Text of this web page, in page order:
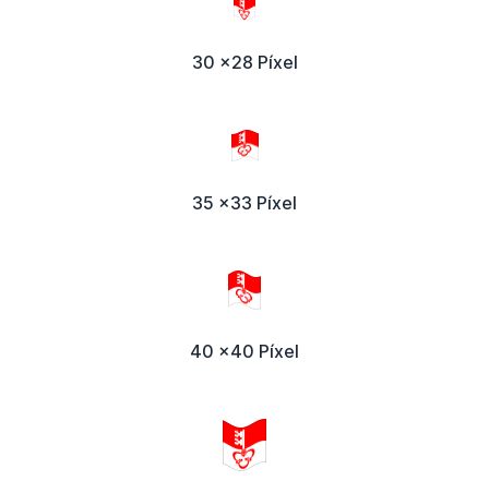
30 x28 Píxel
35 x33 Píxel
40 x40 Píxel